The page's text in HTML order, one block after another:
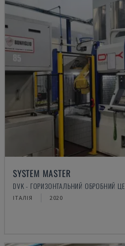
SYSTEM MASTER
DVK - ГОРИЗОНТАЛЬНИЙ ОБРОБНИЙ
ІТАЛІЯ 2020